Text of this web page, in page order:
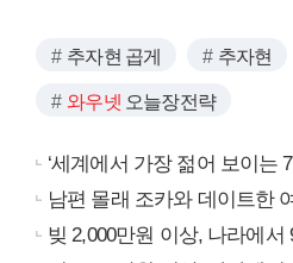
추자현 곱게 추자현
와우넷 오늘장전략
‘세계에서 가장 젊어 보이는
남편 몰래 조카와 데이트한
빚 2,000만원 이상, 나라에서